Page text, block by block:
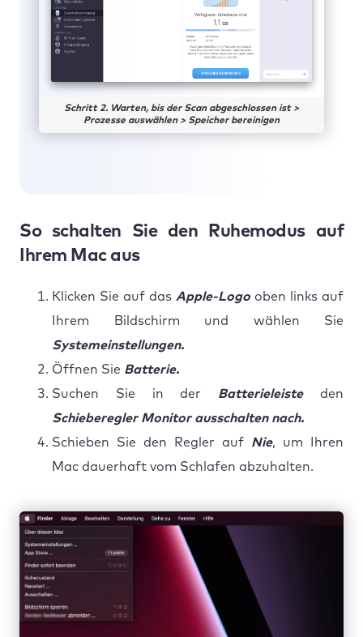
Schritt 2. Warten, bis der Scan abgeschlossen ist >
Prozesse auswählen > Speicher bereinigen
So schalten Sie den Ruhemodus auf
Ihrem Mac aus
Klicken Sie auf das Apple-Logo oben links auf
Ihrem Bildschirm und wählen Sie
Systemeinstellungen.
Öffnen Sie Batterie.
Suchen Sie in der Batterieleiste den
Schieberegler Monitor ausschalten nach.
Schieben Sie den Regler auf Nie, um Ihren
Mac dauerhaft vom Schlafen abzuhalten.